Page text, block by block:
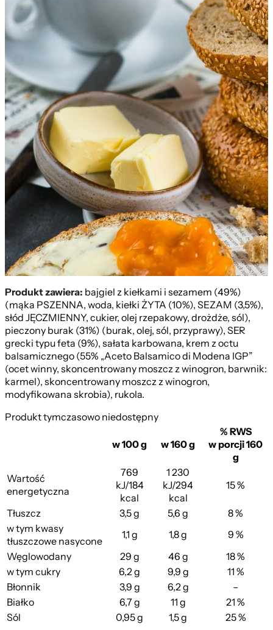
Z Kiełkami
Produkt zawiera: bajgiel z kiełkami i sezamem (49%)
(mąka PSZENNA, woda, kiełki ŻYTA (10%), SEZAM (3,5%),
słód JĘCZMIENNY, cukier, olej rzepakowy, drożdże, sól),
pieczony burak (31%) (burak, olej, sól, przyprawy), SER
grecki typu feta (9%), sałata karbowana, krem z octu
balsamicznego (55% „Aceto Balsamico di Modena IGP”
(ocet winny, skoncentrowany moszcz z winogron, barwnik:
karmel), skoncentrowany moszcz z winogron,
modyfikowana skrobia), rukola.
Produkt tymczasowo niedostępny
w 100 g w 160 g
% RWS
w porcji 160
g
Wartość
energetyczna
769
kJ/184
kcal
1 230
kJ/294
kcal
15 %
Tłuszcz 3,5 g 5,6 g
8 %
w tym kwasy
tłuszczowe nasycone
1,1 g 1,8 g
9 %
Węglowodany
29 g 46 g
18 %
w tym cukry
6,2 g 9,9 g
11 %
Błonnik
3,9 g 6,2 g
–
Białko
6,7 g 11 g
21 %
Sól
0,95 g 1,5 g 25 %